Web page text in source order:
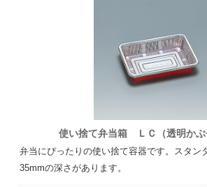
使い捨て弁当箱 ＬＣ（透明かぶ
弁当にぴったりの使い捨て容器です。スタン
35mmの深さがあります。